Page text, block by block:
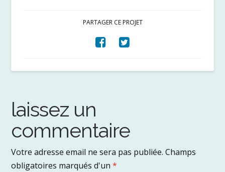
PARTAGER CE PROJET
laissez un
commentaire
Votre adresse email ne sera pas publiée. Champs
obligatoires marqués d'un*